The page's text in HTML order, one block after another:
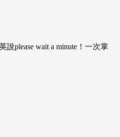
說please wait a minute！一次掌